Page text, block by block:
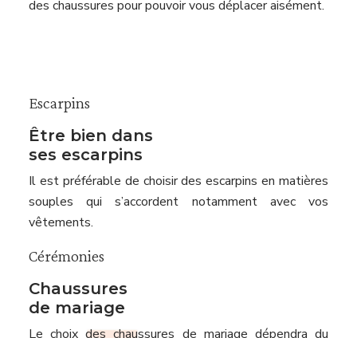
des chaussures pour pouvoir vous déplacer aisément.
Escarpins
Être bien dans
ses escarpins
Il est préférable de choisir des escarpins en matières
souples qui s’accordent notamment avec vos
vêtements.
Cérémonies
Chaussures
de mariage
Le choix des chaussures de mariage dépendra du